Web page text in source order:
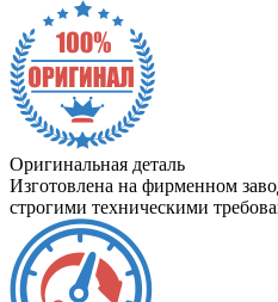
Оригинальная деталь
Изготовлена на фирменном
строгими техническими